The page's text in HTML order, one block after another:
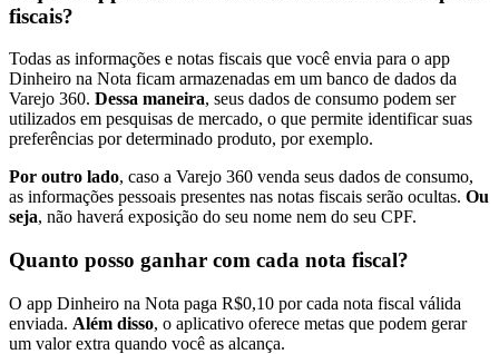
fiscais?
Todas as informações e notas fiscais que você envia para o app
Dinheiro na Nota ficam armazenadas em um banco de dados da
Varejo 360. Dessa maneira, seus dados de consumo podem ser
utilizados em pesquisas de mercado, o que permite identificar suas
preferências por determinado produto, por exemplo.
Por outro lado, caso a Varejo 360 venda seus dados de consumo,
as informações pessoais presentes nas notas fiscais serão ocultas. Ou
seja, não haverá exposição do seu nome nem do seu CPF.
Quanto posso ganhar com cada nota fiscal?
O app Dinheiro na Nota paga R$0,10 por cada nota fiscal válida
enviada. Além disso, o aplicativo oferece metas que podem gerar
um valor extra quando você as alcança.